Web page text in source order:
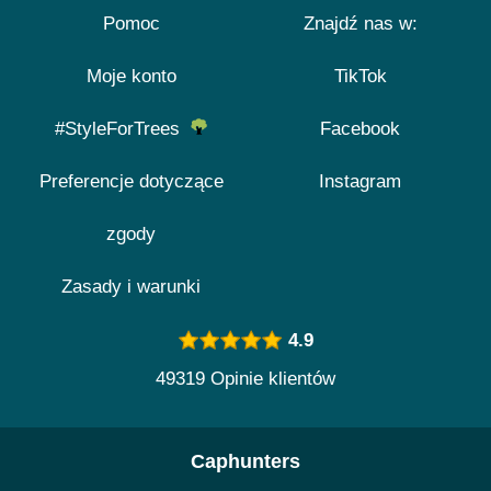
Pomoc
Moje konto
#StyleForTrees
Preferencje dotyczące
zgody
Zasady i warunki
Znajdź nas w:
TikTok
Facebook
Instagram
4.9
49319 Opinie klientów
Caphunters